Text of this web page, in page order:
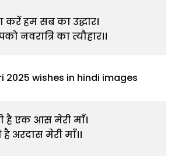
करें हम सब का उद्धार।
नवरात्रि का त्यौहार।।
है एक आस मेरी माँ।
अरदास मेरी माँ।।